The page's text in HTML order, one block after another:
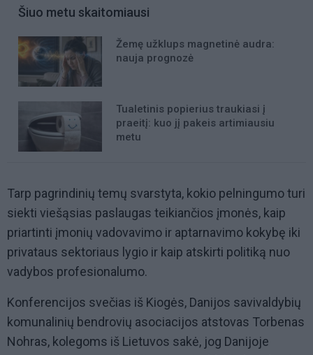
Šiuo metu skaitomiausi
Žemę užklups magnetinė audra:
nauja prognozė
Tualetinis popierius traukiasi į
praeitį: kuo jį pakeis artimiausiu
metu
Tarp pagrindinių temų svarstyta, kokio pelningumo turi
siekti viešąsias paslaugas teikiančios įmonės, kaip
priartinti įmonių vadovavimo ir aptarnavimo kokybę iki
privataus sektoriaus lygio ir kaip atskirti politiką nuo
vadybos profesionalumo.
Konferencijos svečias iš Kiogės, Danijos savivaldybių
komunalinių bendrovių asociacijos atstovas Torbenas
Nohras, kolegoms iš Lietuvos sakė, jog Danijoje